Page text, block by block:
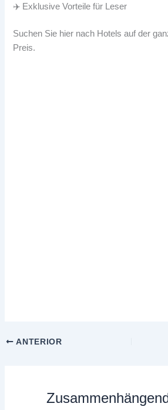
✈️ Exklusive Vorteile für Leser
Suchen Sie hier nach Hotels auf der
Preis.
ANTERIOR